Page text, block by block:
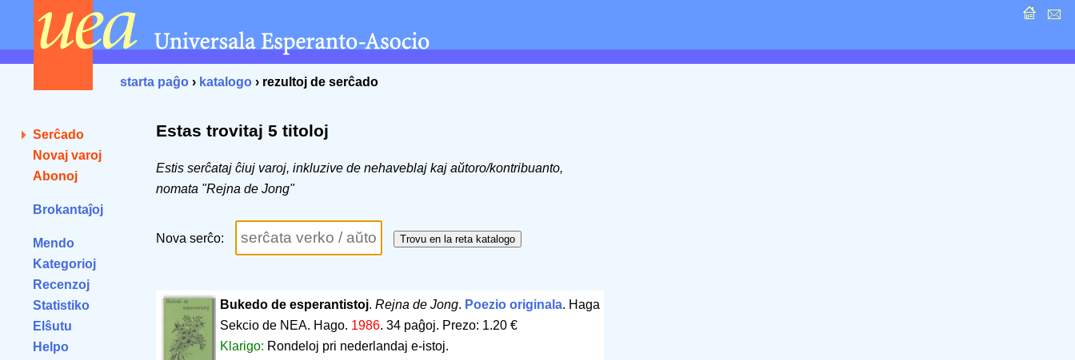
starta paĝo › katalogo › rezultoj de serĉado
Serĉado
Novaj varoj
Abonoj
Brokantaĵoj
Mendo
Kategorioj
Recenzoj
Statistiko
Elŝutu
Helpo
Estas trovitaj 5 titoloj
Estis serĉataj ĉiuj varoj, inkluzive de nehaveblaj kaj aŭtoro/kontribuanto,
nomata "Rejna de Jong"
Nova serĉo:
Bukedo de esperantistoj. Rejna de Jong. Poezio originala. Haga
Sekcio de NEA. Hago. 1986. 34 paĝoj. Prezo: 1.20 €
Klarigo: Rondeloj pri nederlandaj e-istoj.